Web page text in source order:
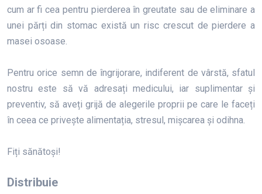
cum ar fi cea pentru pierderea în greutate sau de eliminare a
unei părți din stomac există un risc crescut de pierdere a
masei osoase.
Pentru orice semn de îngrijorare, indiferent de vârstă, sfatul
nostru este să vă adresați medicului, iar suplimentar și
preventiv, să aveți grijă de alegerile proprii pe care le faceți
în ceea ce privește alimentația, stresul, mișcarea și odihna.
Fiți sănătoși!
Distribuie